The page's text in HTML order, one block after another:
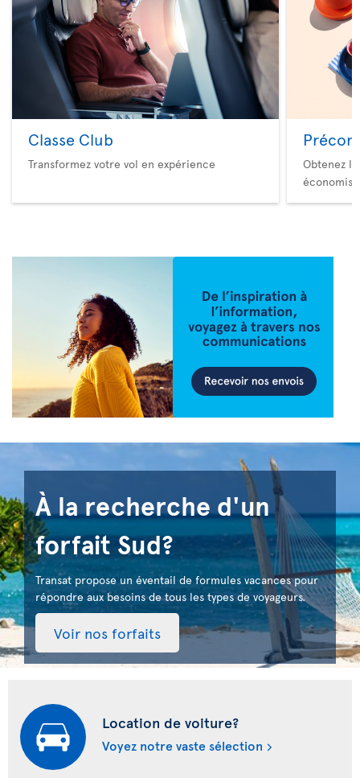
Classe Club
Transformez votre vol en expérience
Obtenez
À la recherche d'un
forfait Sud?
Transat propose un éventail de formules vacances pour
répondre aux besoins de tous les types de voyageurs.
Voir nos forfaits
Location de voiture?
Voyez notre vaste sélection